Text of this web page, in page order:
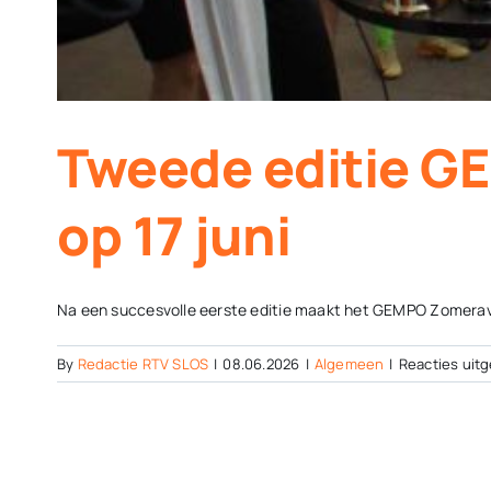
Tweede editie
op 17 juni
Na een succesvolle eerste editie maakt het GEMPO
By Redactie RTV SLOS | 08.06.2026 | Algemeen | Reacties